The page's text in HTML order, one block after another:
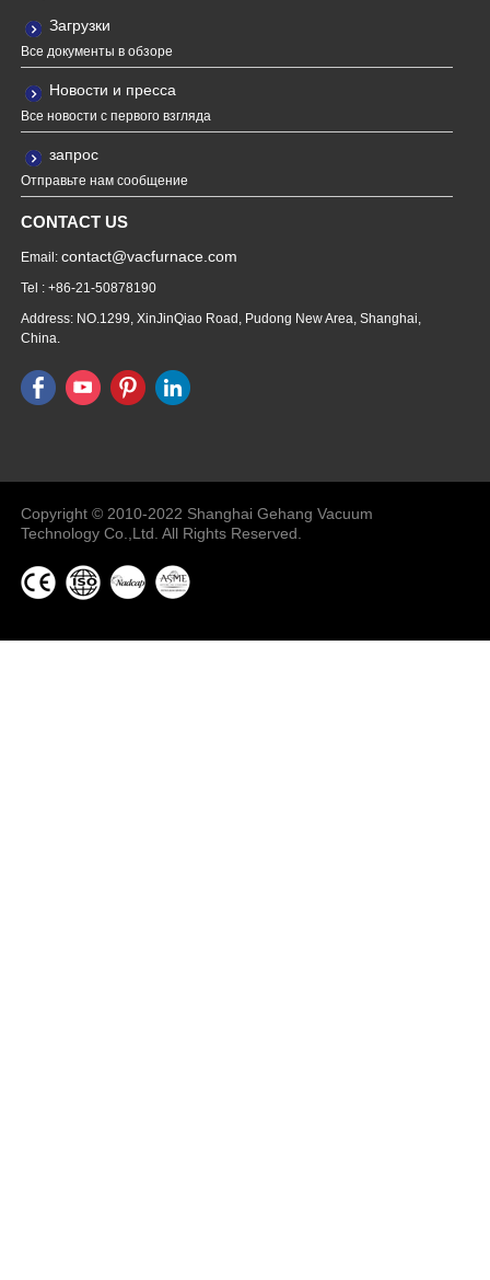
Загрузки
Все документы в обзоре
Новости и пресса
Все новости с первого взгляда
запрос
Отправьте нам сообщение
CONTACT US
Email:contact@vacfurnace.com
Tel : +86-21-50878190
Address: NO.1299, XinJinQiao Road, Pudong New Area, Shanghai,
China.
Machine
Copyright © 2010-2022 Shanghai Gehang Vacuum
Technology Co.,Ltd. All Rights Reserved.